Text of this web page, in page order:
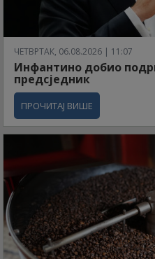
ЧЕТВРТАК, 06.08.2026 | 11:07
Инфантино добио
предсједник
ПРОЧИТАЈ ВИШЕ